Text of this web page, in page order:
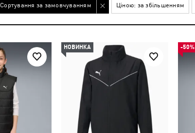
Сортування за замовчуванням Ціною: за збільшенням
НОВИНКА -50%